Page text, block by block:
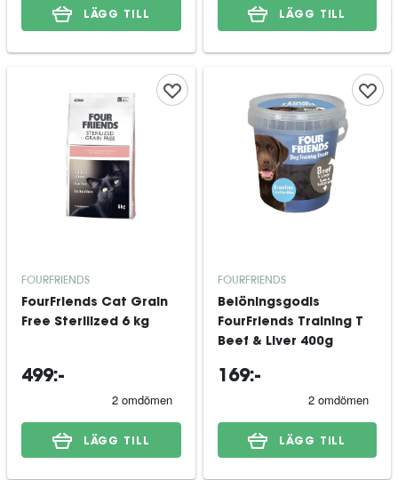
LÄGG TILL LÄGG TILL
FOURFRIENDS
FourFriends Cat Grain
Free Sterilized 6 kg
499:-
LÄGG TILL
FOURFRIENDS
Belöningsgodis
FourFriends Training T
Beef & Liver 400g
169:-
LÄGG TILL